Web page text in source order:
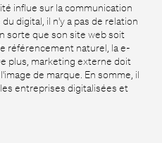
influe sur la communication
digital, il n'y a pas de relation
sorte que son site web soit
référencement naturel, la e-
plus, marketing externe doit
de marque. En somme, il
entreprises digitalisées et